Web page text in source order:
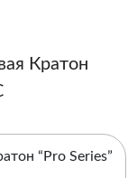
Кратон